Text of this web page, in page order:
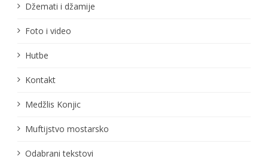
Džemati i džamije
Foto i video
Hutbe
Kontakt
Medžlis Konjic
Muftijstvo mostarsko
Odabrani tekstovi